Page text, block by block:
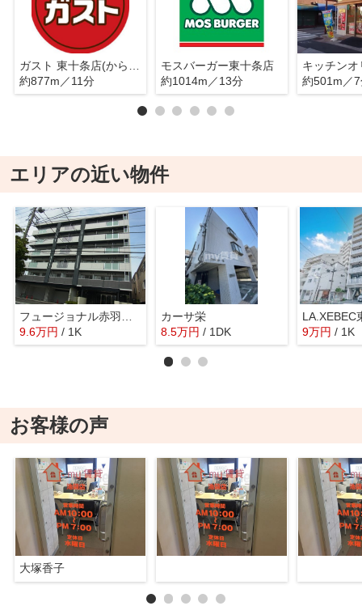
約877m／11分
モスバーガー東十条店
約1014m／13分
約501m／
エリアの近い物件
9.6万円 / 1K
カーサ栄
8.5万円 / 1DK
LA.XEBEC
9万円 / 1K
お客様の声
大塚香子